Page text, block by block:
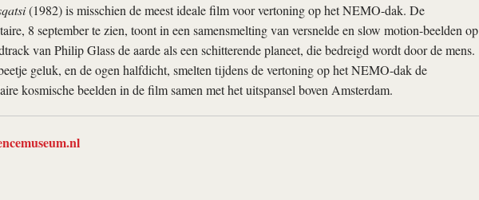
(1982) is misschien de meest ideale film voor vertoning op het NEMO-dak. De
8 september te zien, toont in een samensmelting van versnelde en slow motion-beelden op
van Philip Glass de aarde als een schitterende planeet, die bedreigd wordt door de mens.
geluk, en de ogen halfdicht, smelten tijdens de vertoning op het NEMO-dak de
kosmische beelden in de film samen met het uitspansel boven Amsterdam.